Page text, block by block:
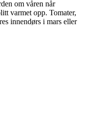
om våren når
varmet opp. Tomater,
innendørs i mars eller